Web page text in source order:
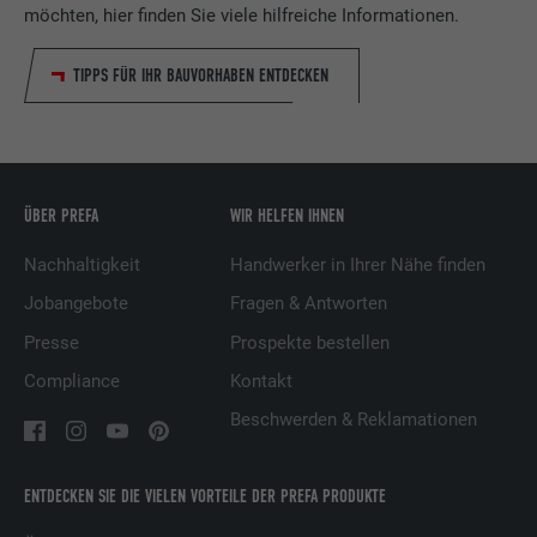
möchten, hier finden Sie viele hilfreiche Informationen.
TIPPS FÜR IHR BAUVORHABEN ENTDECKEN
ENTDECKEN SIE DIE VIELEN VORTEILE DER PREFA PRODUKTE
ÜBER PREFA
Nachhaltigkeit
Jobangebote
Presse
Compliance
WIR HELFEN IHNEN
Handwerker in Ihrer Nähe finden
Fragen & Antworten
Prospekte bestellen
Kontakt
Beschwerden & Reklamationen
Anbieter Google Optimize
Laufzeit 90 Tage
erlaubt. Enthält keine
Zweck
Speichert die vom Benutzer ausgewählte
Anbieter LinkedIn
Laufzeit
Zweck
Eingestellt von LinkedIn, wenn eine
Webseite ein eingebettetes "Folgen Sie